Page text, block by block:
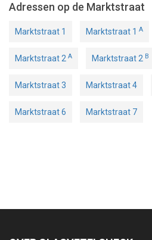
Adressen op de Marktstraat
Marktstraat 1 Marktstraat 1 A
Marktstraat 2 A Marktstraat 2 B
Marktstraat 3 Marktstraat 4
Marktstraat 6 Marktstraat 7